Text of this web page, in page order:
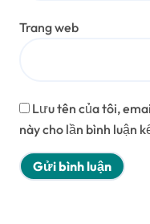
Trang web
Lưu tên của tôi,
này cho lần bình luận